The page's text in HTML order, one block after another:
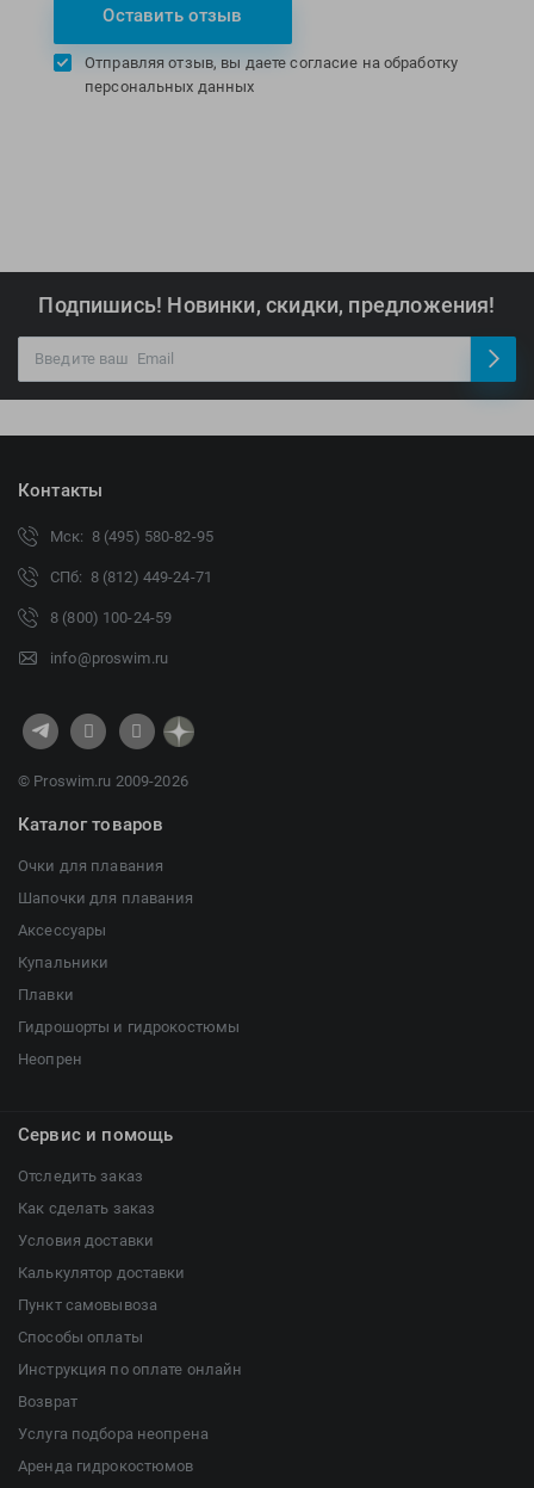
Оставить отзыв
Отправляя отзыв, вы даете согласие на обработку
персональных данных
Подпишись! Новинки, скидки, предложения!
Контакты
Мск: 8 (495) 580-82-95
СПб: 8 (812) 449-24-71
8 (800) 100-24-59
info@proswim.ru
© Proswim.ru 2009-2026
Каталог товаров
Очки для плавания
Шапочки для плавания
Аксессуары
Купальники
Плавки
Гидрошорты и гидрокостюмы
Неопрен
Сервис и помощь
Отследить заказ
Как сделать заказ
Условия доставки
Калькулятор доставки
Пункт самовывоза
Способы оплаты
Инструкция по оплате онлайн
Возврат
Услуга подбора неопрена
Аренда гидрокостюмов